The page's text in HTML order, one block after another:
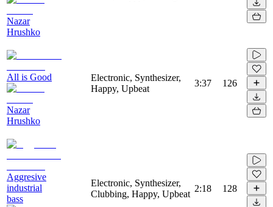
Nazar
Hrushko
All is Good
Nazar
Hrushko
Electronic, Synthesizer,
Happy, Upbeat
3:37 126
Aggresive
industrial
bass
Electronic, Synthesizer,
Clubbing, Happy, Upbeat
2:18 128